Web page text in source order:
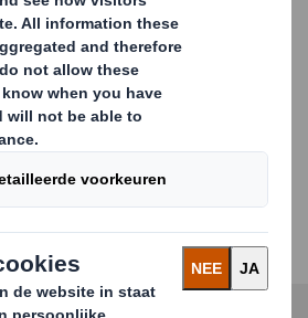
kunnen we onze
zonder additionele kosten, in
produceren. Ze worden
volgens uw specifieke
transportsymbolen om een
te brengen en de handling in
te optimaliseren. Stanzingen,
zorgen voor een grotere
opslag en handling ter
and next buttons to move